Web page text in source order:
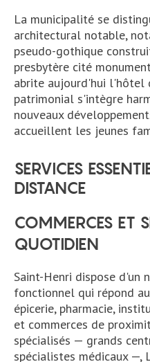
La municipalité se
architectural notable,
pseudo-gothique
presbytère cité
abrite aujourd'hui l'hôtel
patrimonial s'intègre
nouveaux
accueillent les jeunes
SERVICES
DISTANCE
COMMERCES ET
QUOTIDIEN
Saint-Henri dispose d'un
fonctionnel qui répond
épicerie, pharmacie,
et commerces de
spécialisés — grands
spécialistes médicaux —,